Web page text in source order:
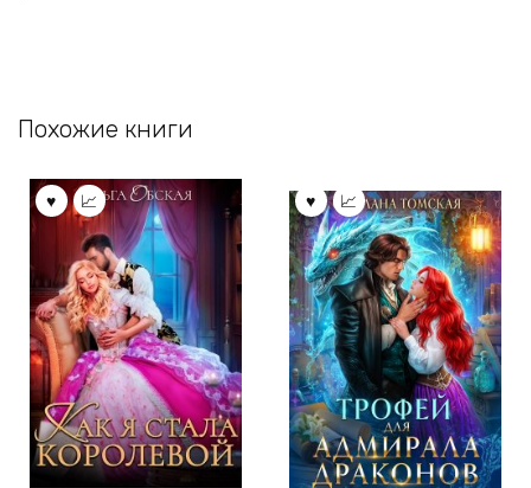
Похожие книги